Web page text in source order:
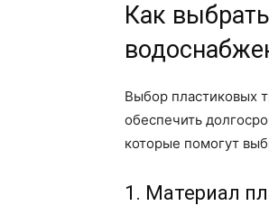
Как
Выбор пластиковых
обеспечить
которые помогут
1. Материал